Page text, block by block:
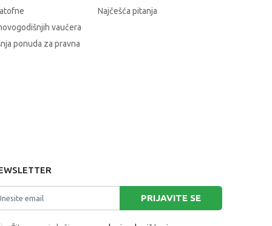
vaučera
ponuda za pravna
Najčešća pitanja
PRIJAVITE SE